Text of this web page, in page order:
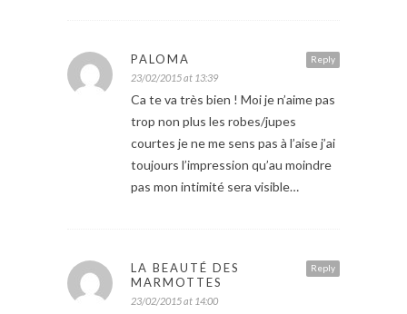
Reply
PALOMA
23/02/2015 at 13:39
Ca te va très bien ! Moi je n’aime pas
trop non plus les robes/jupes
courtes je ne me sens pas à l’aise j’ai
toujours l’impression qu’au moindre
pas mon intimité sera visible…
Reply
LA BEAUTÉ DES
MARMOTTES
23/02/2015 at 14:00